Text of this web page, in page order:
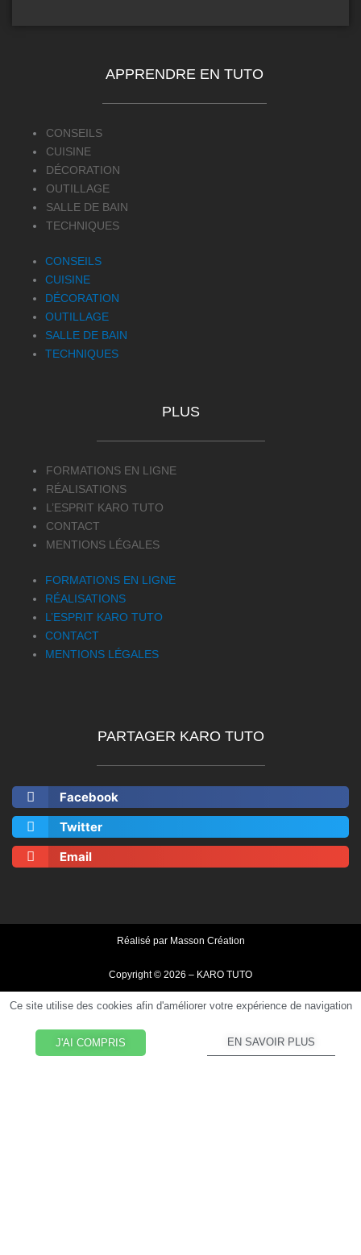
APPRENDRE EN TUTO
CONSEILS
CUISINE
DÉCORATION
OUTILLAGE
SALLE DE BAIN
TECHNIQUES
CONSEILS
CUISINE
DÉCORATION
OUTILLAGE
SALLE DE BAIN
TECHNIQUES
PLUS
FORMATIONS EN LIGNE
RÉALISATIONS
L’ESPRIT KARO TUTO
CONTACT
MENTIONS LÉGALES
FORMATIONS EN LIGNE
RÉALISATIONS
L’ESPRIT KARO TUTO
CONTACT
MENTIONS LÉGALES
PARTAGER KARO TUTO
Facebook
Twitter
Email
Réalisé par Masson Création
Copyright © 2026 – KARO TUTO
Ce site utilise des cookies afin d'améliorer votre expérience de navigation
J'AI COMPRIS EN SAVOIR PLUS